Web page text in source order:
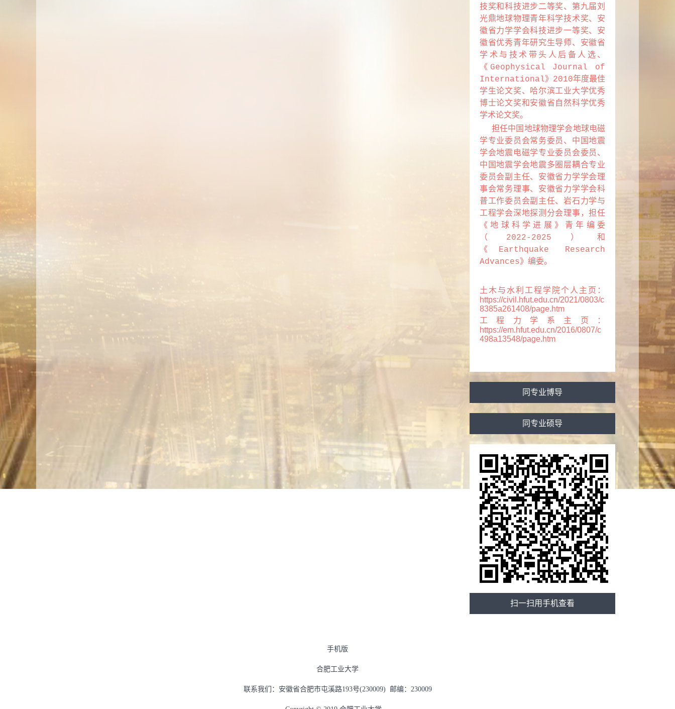
技奖和科技进步二等奖、第九届刘
光鼎地球物理青年科学技术奖、安
徽省力学学会科技进步一等奖、安
徽省优秀青年研究生导师、安徽省
学术与技术带头人后备人选、
《Geophysical Journal of
International》2010年度最佳
学生论文奖、哈尔滨工业大学优秀
博士论文奖和安徽省自然科学优秀
学术论文奖。
担任中国地球物理学会地球电磁
学专业委员会常务委员、中国地震
学会地震电磁学专业委员会委员、
中国地震学会地震多圈层耦合专业
委员会副主任、安徽省力学学会理
事会常务理事、安徽省力学学会科
普工作委员会副主任、岩石力学与
工程学会深地探测分会理事，担任
《地球科学进展》青年编委
（2022-2025）和
《Earthquake Research
Advances》编委。
土木与水利工程学院个人主页：
https://civil.hfut.edu.cn/2021/0803/c
8385a261408/page.htm
工程力学系主页：
https://em.hfut.edu.cn/2016/0807/c
498a13548/page.htm
同专业博导
同专业硕导
扫一扫用手机查看
手机版
合肥工业大学
联系我们：安徽省合肥市屯溪路193号(230009) 邮编：230009